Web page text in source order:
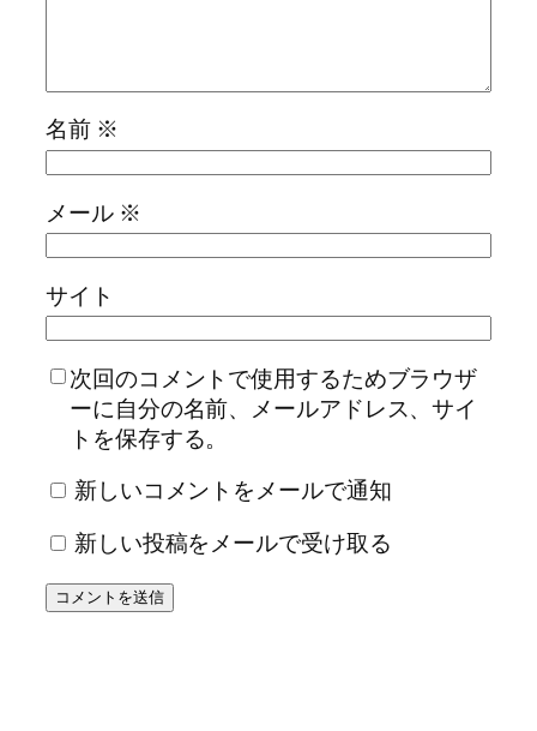
名前 ※
メール ※
サイト
次回のコメントで使用するためブラウザ
ーに自分の名前、メールアドレス、サイ
トを保存する。
新しいコメントをメールで通知
新しい投稿をメールで受け取る